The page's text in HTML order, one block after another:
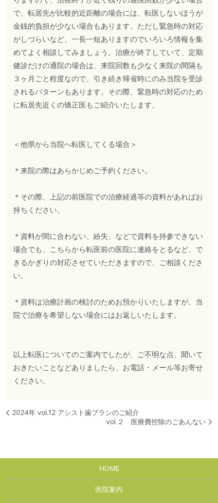
で、転居先が比較的近距離の場合には、転医しないほうが
金銭的負担が少ない場合もあります。ただし緊急時の対応
がしづらいなど、一長一短ありますのでいろいろ情報を集
めてよく相談してみましょう。治療が終了していて、定期
健診だけの通院の場合は、来院回数も少なく来院の間隔も
３ヶ月ごと程度なので、引き続き帰省時にのみ当院を受診
されるパターンもあります。その際、緊急時の対応のため
に転居先近くの矯正医もご紹介いたします。
＜他県から当院へ転医してくる場合＞
＊来院の際はあらかじめご予約ください。
＊その際、上記の前医院での治療経過等の資料があればお
持ちください。
＊資料が間に合わない、紛失、などで資料を持参できない
場合でも、こちらから転医前の医院に連絡をとるなど、で
きるかぎりの対応させていただきますので、ご相談くださ
い。
＊資料は治療計画の検討のためお預かりいたしますが、当
院で治療を希望しない場合にはお返しいたします。
以上転医についてのご案内でしたが、ご不明な点、聞いて
おきたいことなどありましたら、お電話・メール等お寄せ
ください。
2024年 vol.12 アシスト歯ブラシのご紹介
vol.２ 医療費控除のごあんない
HOME
医院案内